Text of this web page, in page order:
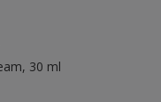
30 ml